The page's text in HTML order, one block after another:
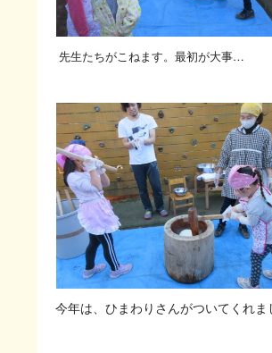
先生たちがこねます。最初が大事…
今年は、ひまわりさんがついてくれま